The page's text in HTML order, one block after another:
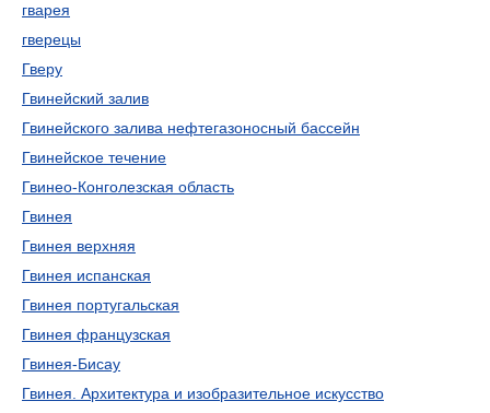
гварея
гверецы
Гверу
Гвинейский залив
Гвинейского залива нефтегазоносный бассейн
Гвинейское течение
Гвинео-Конголезская область
Гвинея
Гвинея верхняя
Гвинея испанская
Гвинея португальская
Гвинея французская
Гвинея-Бисау
Гвинея. Архитектура и изобразительное искусство